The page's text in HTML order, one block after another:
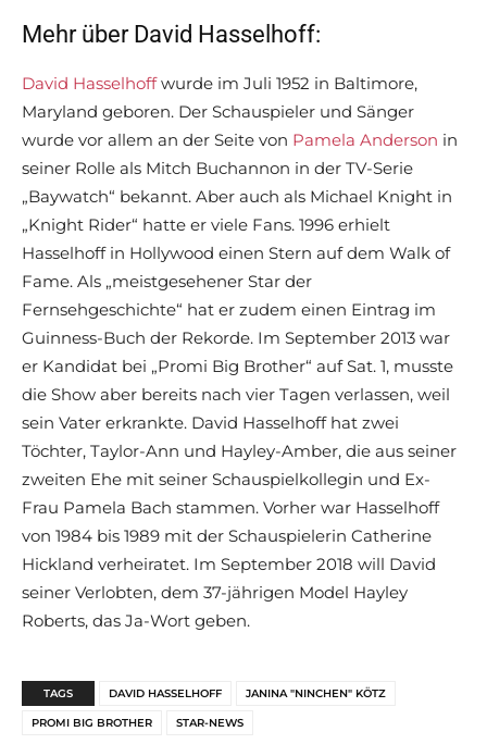
Mehr über David Hasselhoff:
David Hasselhoffwurde im Juli 1952 in Baltimore,
Maryland geboren. Der Schauspieler und Sänger
wurde vor allem an der Seite von Pamela Anderson in
seiner Rolle als Mitch Buchannon in der TV-Serie
„Baywatch“ bekannt. Aber auch als Michael Knight in
„Knight Rider“ hatte er viele Fans. 1996 erhielt
Hasselhoff in Hollywood einen Stern auf dem Walk of
Fame. Als „meistgesehener Star der
Fernsehgeschichte“ hat er zudem einen Eintrag im
Guinness-Buch der Rekorde. Im September 2013 war
er Kandidat bei „Promi Big Brother“ auf Sat. 1, musste
die Show aber bereits nach vier Tagen verlassen, weil
sein Vater erkrankte. David Hasselhoff hat zwei
Töchter, Taylor-Ann und Hayley-Amber, die aus seiner
zweiten Ehe mit seiner Schauspielkollegin und Ex-
Frau Pamela Bach stammen. Vorher war Hasselhoff
von 1984 bis 1989 mit der Schauspielerin Catherine
Hickland verheiratet. Im September 2018 will David
seiner Verlobten, dem 37-jährigen Model Hayley
Roberts, das Ja-Wort geben.
TAGS DAVID HASSELHOFF JANINA "NINCHEN" KÖTZ
PROMI BIG BROTHER STAR-NEWS